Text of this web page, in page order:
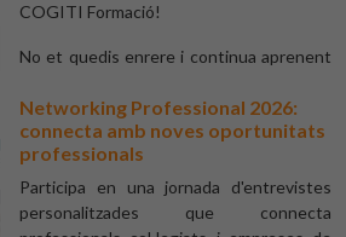
COGITI Formació!
No et quedis enrere i continua aprenent
que, si ets col·legiat o precol·legiat, tens
un 50% de descompte i accés a un
programa de beques. A més, els cursos
es poden bonificar mitjançant els crèdits
de formació de la FUNDAE per a
Networking Professional 2026:
connecta amb noves oportunitats
professionals
Participa en una jornada d'entrevistes
personalitzades que connecta